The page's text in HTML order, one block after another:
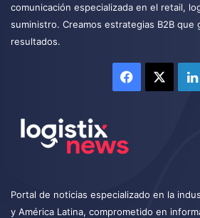
comunicación especializada en el retail,
suministro. Creamos estrategias B2B que
resultados.
Facebook
Portal de noticias especializado en la
y América Latina, comprometido en